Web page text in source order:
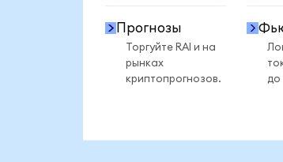
Прогнозы
Торгуйте RAI и на
рынках
криптопрогнозов.
до